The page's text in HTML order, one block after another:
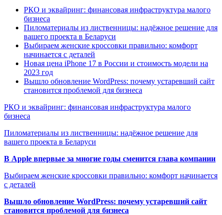
РКО и эквайринг: финансовая инфраструктура малого
бизнеса
Пиломатериалы из лиственницы: надёжное решение для
вашего проекта в Беларуси
Выбираем женские кроссовки правильно: комфорт
начинается с деталей
Новая цена iPhone 17 в России и стоимость модели на
2023 год
Вышло обновление WordPress: почему устаревший сайт
становится проблемой для бизнеса
РКО и эквайринг: финансовая инфраструктура малого
бизнеса
Пиломатериалы из лиственницы: надёжное решение для
вашего проекта в Беларуси
В Apple впервые за многие годы сменится глава компании
Выбираем женские кроссовки правильно: комфорт начинается
с деталей
Вышло обновление WordPress: почему устаревший сайт
становится проблемой для бизнеса